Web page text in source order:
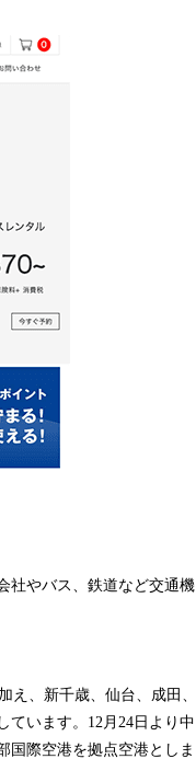
社やバス、鉄道など交通機
え、新千歳、仙台、成田、
ています。12月24日より中
国際空港を拠点空港としま